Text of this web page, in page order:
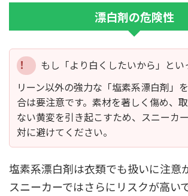
漂白剤の危険性
もし「より白くしたいから」とい
リーン以外の強力な「塩素系漂白剤」
合は要注意です。素材を著しく傷め、
ない黄変を引き起こすため、スニーカ
対に避けてください。
塩素系漂白剤は衣類でも扱いに注意
スニーカーではさらにリスクが高い